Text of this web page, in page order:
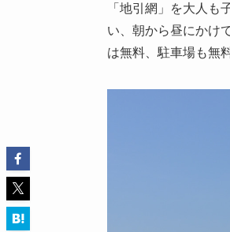
「地引網」を大人
い、朝から昼にかけ
は無料、駐車場も無